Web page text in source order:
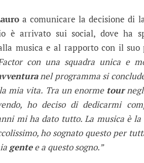
a comunicare la decisione di
è arrivato sui social, dove ha
musica e al rapporto con il suo
con una squadra unica e
nel programma si
mia vita. Tra un enorme tour
ho deciso di dedicarmi
mi ha dato tutto. La musica è la
ho sognato questo per
gentee a questo sogno.”